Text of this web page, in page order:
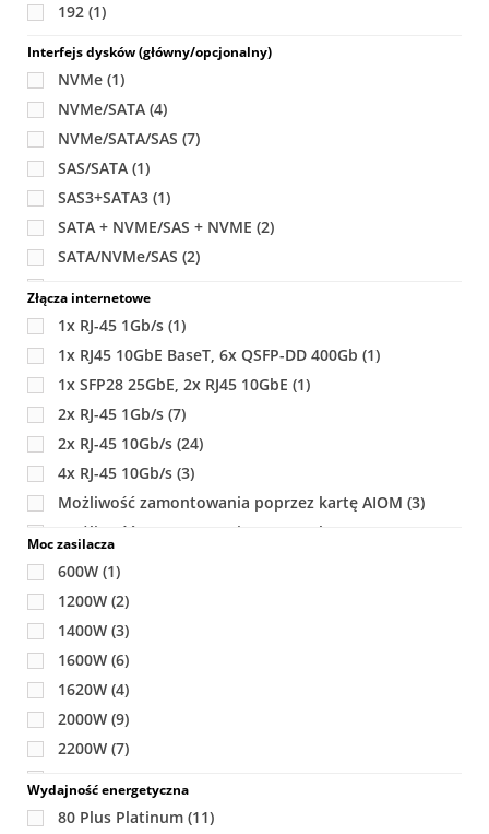
192 (1)
Interfejs dysków (główny/opcjonalny)
NVMe (1)
NVMe/SATA (4)
NVMe/SATA/SAS (7)
SAS/SATA (1)
SAS3+SATA3 (1)
SATA + NVME/SAS + NVME (2)
SATA/NVMe/SAS (2)
SATA/SAS lub SAS + 2 NVMe
SATA/SAS lub SAS + NVME(3)
Złącza internetowe
1x RJ-45 1Gb/s (1)
1x RJ45 10GbE BaseT, 6x QSFP-DD 400Gb (1)
1x SFP28 25GbE, 2x RJ45 10GbE (1)
2x RJ-45 1Gb/s (7)
2x RJ-45 10Gb/s (24)
4x RJ-45 10Gb/s (3)
Możliwość zamontowania poprzez kartę AIOM (3)
Możliwość zamontowania poprzez kartę SIOM
Moc zasilacza
600W (1)
1200W (2)
1400W (3)
1600W (6)
1620W (4)
2000W (9)
2200W (7)
3000W
(8)
Wydajność energetyczna
80 Plus Platinum (11)